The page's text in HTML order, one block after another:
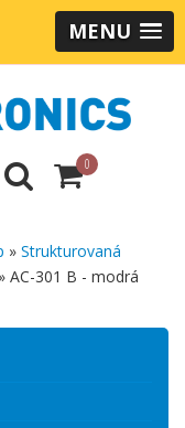
MENU
0
» Strukturovaná
» AC-301 B - modrá